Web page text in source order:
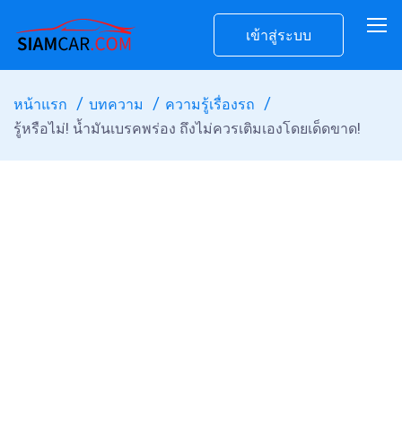
เข้าสู่ระบบ
หน้าแรก บทความ
ความรู้เรื่องรถ
รู้หรือไม่! น้ำมันเบรคพร่อง ถึงไม่ควรเติมเองโดยเด็ดขาด!